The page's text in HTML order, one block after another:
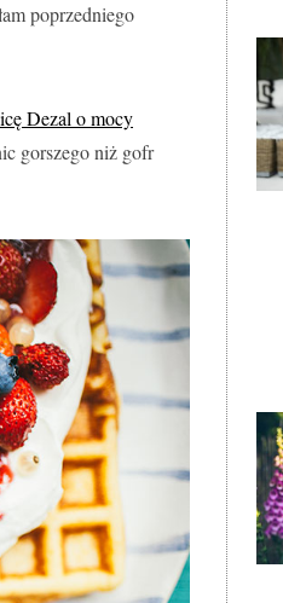
poprzedniego
Dezal o mocy
gorszego niż gofr